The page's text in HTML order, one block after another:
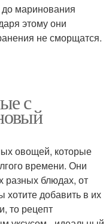
маринования
этому они
не сморщатся.
с
овощей, которые
времени. Они
разных блюдах, от
хотите добавить в их
то рецепт